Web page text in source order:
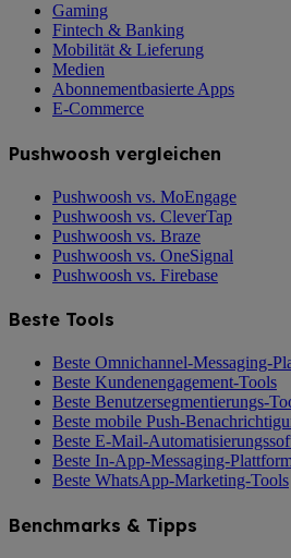
Gaming
Fintech & Banking
Mobilität & Lieferung
Medien
Abonnementbasierte Apps
E-Commerce
Pushwoosh vergleichen
Pushwoosh vs. MoEngage
Pushwoosh vs. CleverTap
Pushwoosh vs. Braze
Pushwoosh vs. OneSignal
Pushwoosh vs. Firebase
Beste Tools
Beste Omnichannel-Messaging-
Beste Kundenengagement-Tools
Beste Benutzersegmentierungs-
Beste mobile Push-
Beste E-Mail-
Beste In-App-Messaging-
Beste WhatsApp-Marketing-Tools
Benchmarks & Tipps